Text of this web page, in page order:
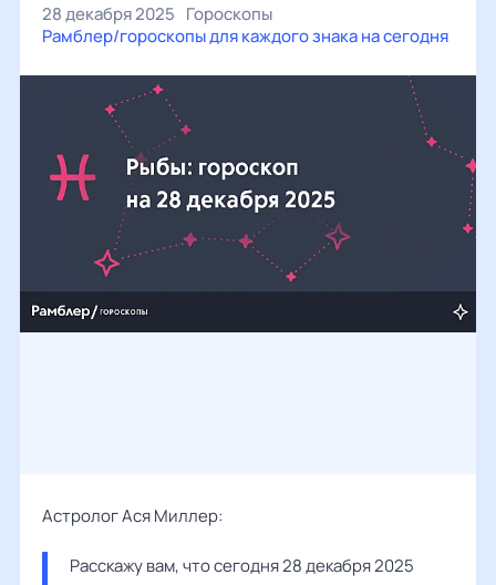
28 декабря 2025 Гороскопы
Рамблер/гороскопы для каждого знака на сегодня
Астролог Ася Миллер:
Расскажу вам, что сегодня 28 декабря 2025